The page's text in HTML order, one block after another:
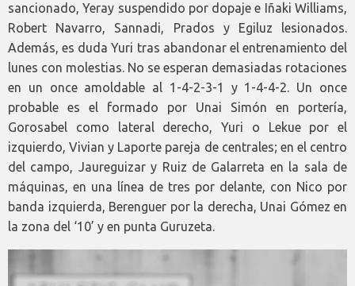
sancionado, Yeray suspendido por dopaje e Iñaki Williams,
Robert Navarro, Sannadi, Prados y Egiluz lesionados.
Además, es duda Yuri tras abandonar el entrenamiento del
lunes con molestias. No se esperan demasiadas rotaciones
en un once amoldable al 1-4-2-3-1 y 1-4-4-2. Un once
probable es el formado por Unai Simón en portería,
Gorosabel como lateral derecho, Yuri o Lekue por el
izquierdo, Vivian y Laporte pareja de centrales; en el centro
del campo, Jaureguizar y Ruiz de Galarreta en la sala de
máquinas, en una línea de tres por delante, con Nico por
banda izquierda, Berenguer por la derecha, Unai Gómez en
la zona del ‘10’ y en punta Guruzeta.